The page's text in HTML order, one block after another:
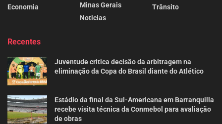
Economia
Minas Gerais
Noticias
Trânsito
Recentes
Juventude critica decisão da arbitragem na
eliminação da Copa do Brasil diante do Atlético
Estádio da final da Sul-Americana em Barranquilla
recebe visita técnica da Conmebol para avaliação
de obras